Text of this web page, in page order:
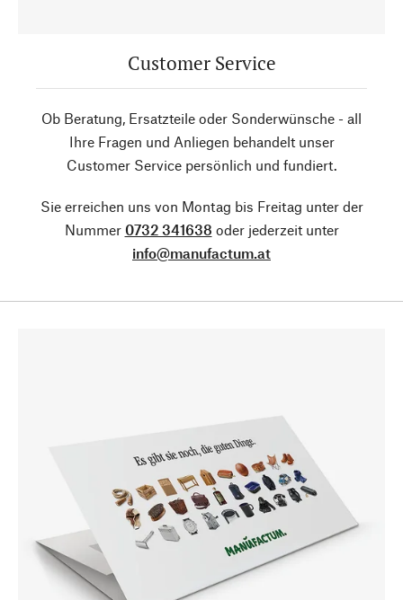
Customer Service
Ob Beratung, Ersatzteile oder Sonderwünsche - all
Ihre Fragen und Anliegen behandelt unser
Customer Service persönlich und fundiert.
Sie erreichen uns von Montag bis Freitag unter der
Nummer 0732 341638 oder jederzeit unter
info@manufactum.at